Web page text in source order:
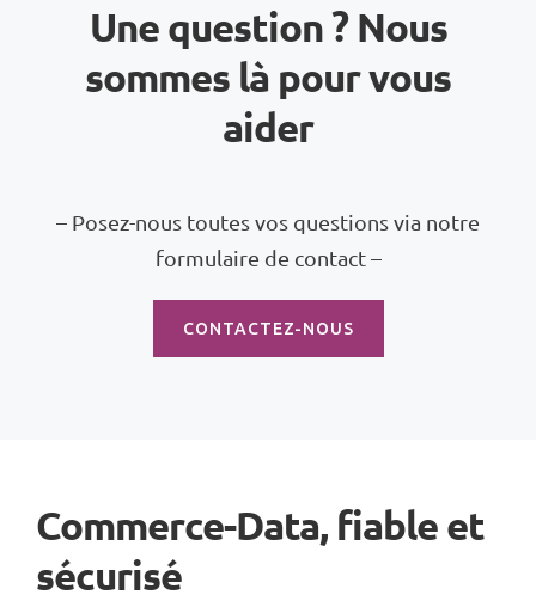
Une question ? Nous
sommes là pour vous
aider
– Posez-nous toutes vos questions via notre
formulaire de contact –
CONTACTEZ-NOUS
Commerce-Data, fiable et
sécurisé